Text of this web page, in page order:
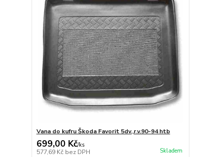
Vana do kufru Škoda Favorit 5dv.,r.v.90-94 htb
699,00 Kč/ks
577,69 Kč bez DPH Skladem